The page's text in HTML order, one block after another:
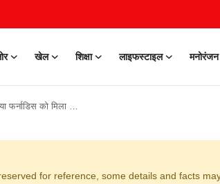
खेल शिक्षा लाइफस्टाइल मनोरंजन
केटेगरी में फॉरएवर रियल सुपर वुमन अवॉर्ड
for reference, some details and facts